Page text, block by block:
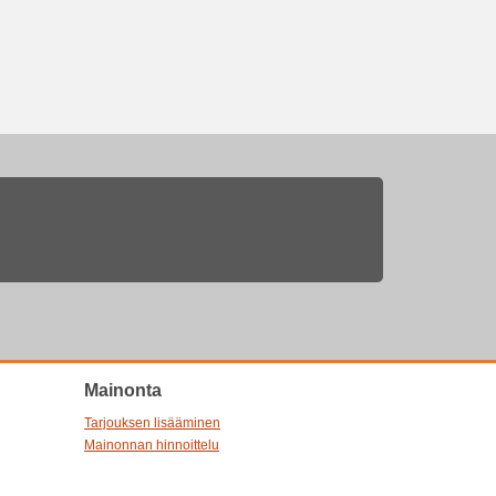
Mainonta
Tarjouksen lisääminen
Mainonnan hinnoittelu